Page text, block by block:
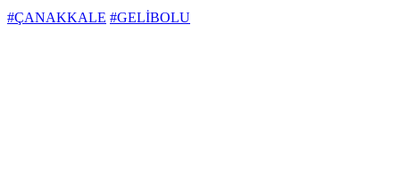
#ÇANAKKALE #GELİBOLU